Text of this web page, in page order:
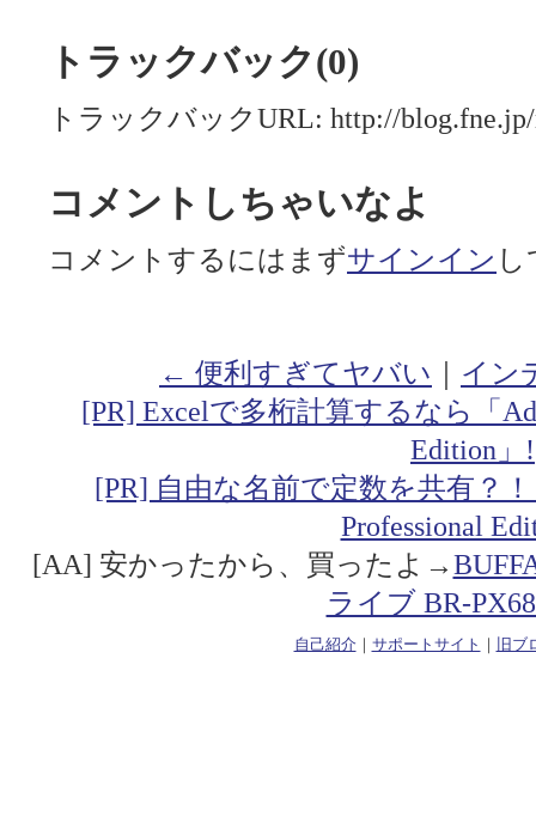
トラックバック(0)
トラックバックURL: http://
コメントしちゃいなよ
コメントするにはまずサインイン
← 便利すぎてヤバい ｜ イン
[PR] Excelで多桁計算するなら「
Edition」!
[PR] 自由な名前で定数を共有？
Professional
[AA] 安かったから、買ったよ→
ライブ BR-
自己紹介｜ サポートサイト ｜ 旧ブ